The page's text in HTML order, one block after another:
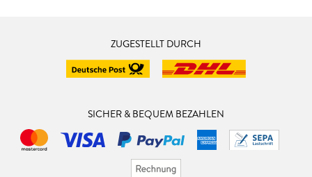
ZUGESTELLT DURCH
SICHER & BEQUEM BEZAHLEN